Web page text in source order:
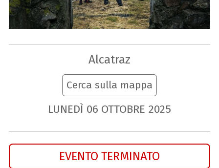
Alcatraz
Cerca sulla mappa
LUNEDÌ 06 OTTOBRE 2025
EVENTO TERMINATO